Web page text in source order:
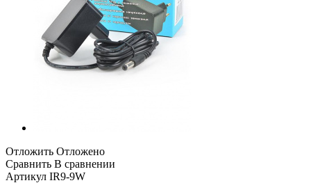
Отложить Отложено
Сравнить В сравнении
Артикул IR9-9W